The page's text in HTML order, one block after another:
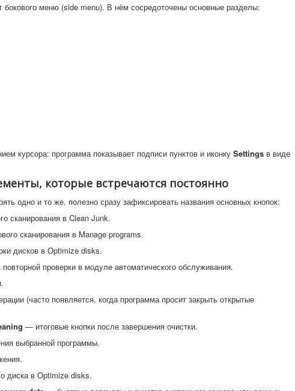
бокового меню (side menu). В нём сосредоточены основные разделы:
курсора: программа показывает подписи пунктов и иконку Settings в виде
которые встречаются постоянно
одно и то же, полезно сразу зафиксировать названия основных кнопок:
сканирования в Clean Junk.
сканирования в Manage programs.
дисков в Optimize disks.
проверки в модуле автоматического обслуживания.
(часто появляется, когда программа просит закрыть открытые
— итоговые кнопки после завершения очистки.
выбранной программы.
диска в Optimize disks.